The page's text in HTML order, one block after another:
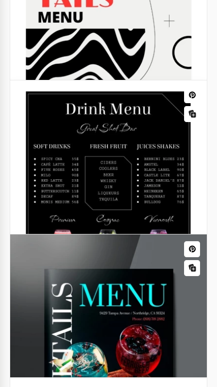
Wunderbare Menüleiste
Deine Menüleiste enthält viele tolle Cocktails und du
Bar Cocktails Restaurant Menü
Bereiten Sie sich auf die Eröffnung eines neuen
Restaurants vor und wählen Sie ein Design für die
Barkarte? Dann sparen wir Ihnen gerne Zeit und
Geld.
Google Slides